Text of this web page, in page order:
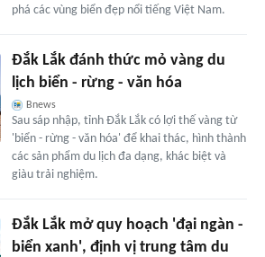
phá các vùng biển đẹp nổi tiếng Việt Nam.
Đắk Lắk đánh thức mỏ vàng du
lịch biển - rừng - văn hóa
Bnews
Sau sáp nhập, tỉnh Đắk Lắk có lợi thế vàng từ
'biển - rừng - văn hóa' để khai thác, hình thành
các sản phẩm du lịch đa dạng, khác biệt và
giàu trải nghiệm.
Đắk Lắk mở quy hoạch 'đại ngàn -
biển xanh', định vị trung tâm du